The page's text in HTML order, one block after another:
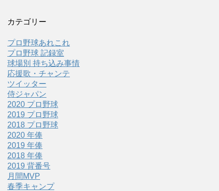
カテゴリー
プロ野球あれこれ
プロ野球 記録室
球場別 持ち込み事情
応援歌・チャンテ
ツイッター
侍ジャパン
2020 プロ野球
2019 プロ野球
2018 プロ野球
2020 年俸
2019 年俸
2018 年俸
2019 背番号
月間MVP
春季キャンプ